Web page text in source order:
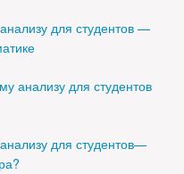
для студентов —
анализу для студентов
для студентов—